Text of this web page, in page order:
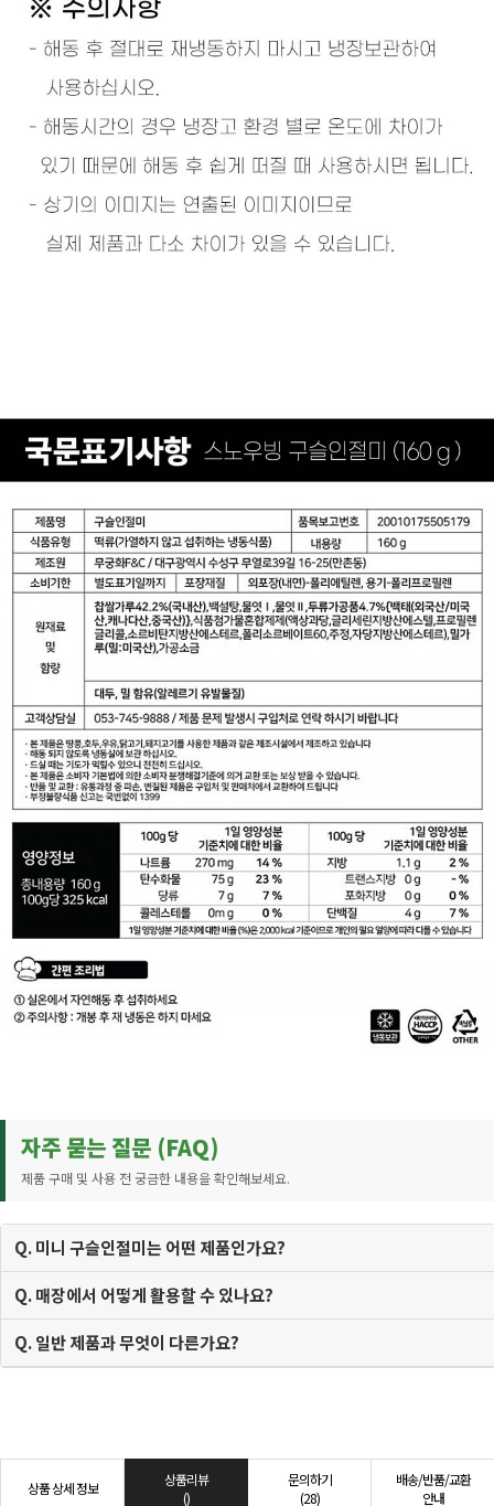
자주 묻는 질문 (FAQ)
제품 구매 및 사용 전 궁금한 내용을 확인해보세요.
Q. 미니 구슬인절미는 어떤 제품인가요?
Q. 매장에서 어떻게 활용할 수 있나요?
Q. 일반 제품과 무엇이 다른가요?
상품 상세 정보
상품리뷰
()
문의하기
(28)
배송/반품/교환
안내